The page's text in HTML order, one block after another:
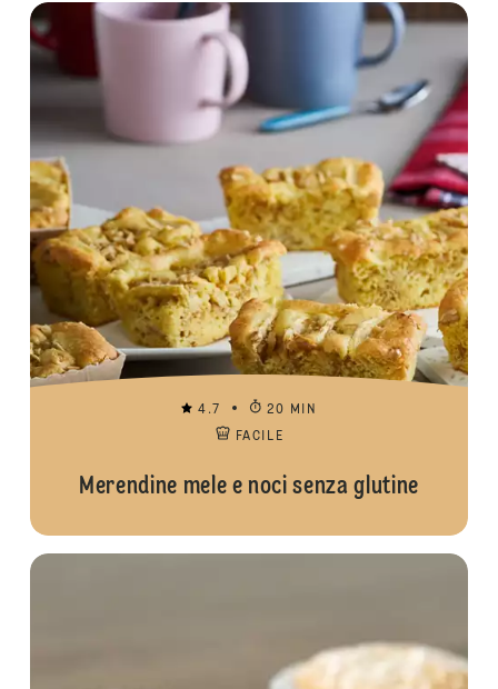
4.7
20 MIN
FACILE
Merendine mele e noci senza glutine